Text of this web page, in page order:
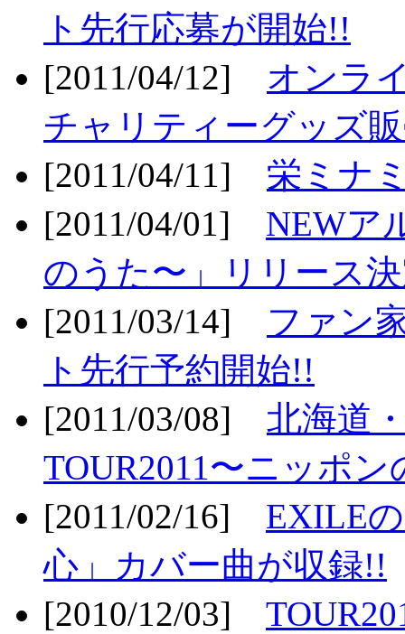
ト先行応募が開始!!
[2011/04/12] オンラ
チャリティーグッズ
[2011/04/11] 栄ミナ
[2011/04/01] NEWア
のうた〜」リリース
[2011/03/14] ファン
ト先行予約開始!!
[2011/03/08] 北海道
TOUR2011〜ニッポ
[2011/02/16] EXILE
心」カバー曲が収録!!
[2010/12/03]